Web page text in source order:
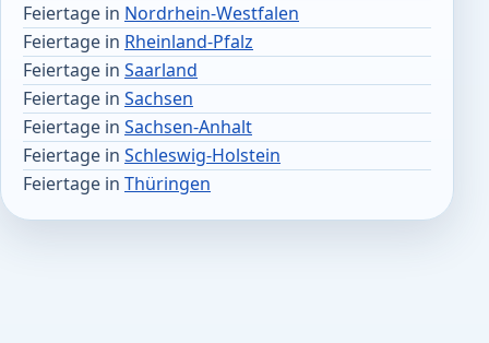
Feiertage in Nordrhein-Westfalen
Feiertage in Rheinland-Pfalz
Feiertage in Saarland
Feiertage in Sachsen
Feiertage in Sachsen-Anhalt
Feiertage in Schleswig-Holstein
Feiertage in Thüringen